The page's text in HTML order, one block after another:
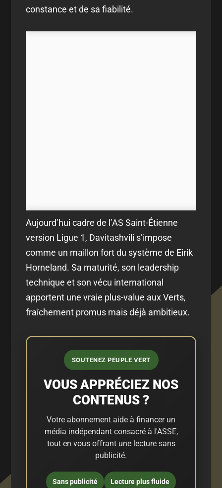
constance et de sa fiabilité.
Aujourd’hui cadre de l’AS Saint-Étienne
version Ligue 1, Davitashvili s’impose
comme un maillon fort du système de Eirik
Horneland. Sa maturité, son leadership
technique et son vécu international
apportent une vraie plus-value aux Verts,
fraîchement promus mais déjà ambitieux.
SOUTENEZ PEUPLE VERT
VOUS APPRÉCIEZ NOS
CONTENUS ?
Votre abonnement aide à financer un
média indépendant consacré à l'ASSE,
tout en vous offrant une lecture sans
publicité.
Sans publicité Lecture plus fluide